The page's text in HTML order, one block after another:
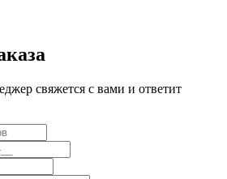
свяжется с вами и ответит